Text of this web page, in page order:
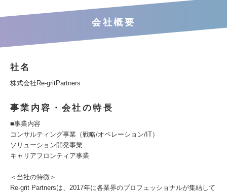
会社概要
社名
株式会社Re-gritPartners
事業内容・会社の特長
■事業内容
コンサルティング事業（戦略/オペレーション/IT）
ソリューション開発事業
キャリアフロンティア事業
＜当社の特徴＞
Re-grit Partnersは、2017年に各業界のプロフェッショナルが集結して